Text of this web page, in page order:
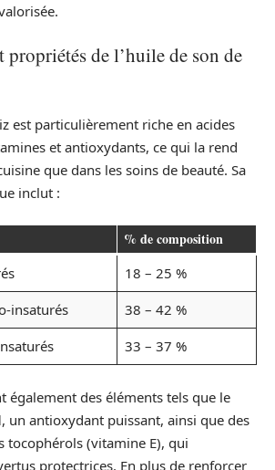
de l’huile de son de
est particulièrement riche en acides
et antioxydants, ce qui la rend
que dans les soins de beauté. Sa
inclut :
% de composition
18 – 25 %
insaturés
38 – 42 %
33 – 37 %
également des éléments tels que le
, un antioxydant puissant, ainsi que des
tocophérols (vitamine E), qui
protectrices. En plus de renforcer